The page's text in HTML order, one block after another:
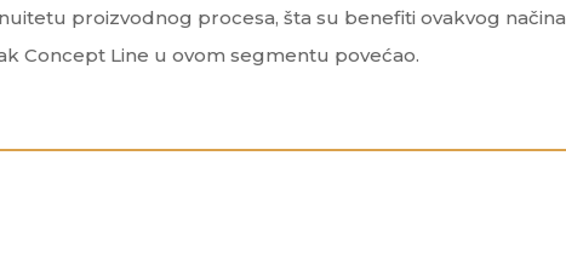
proizvodnog procesa, šta su benefiti ovakvog načina
Concept Line u ovom segmentu povećao.